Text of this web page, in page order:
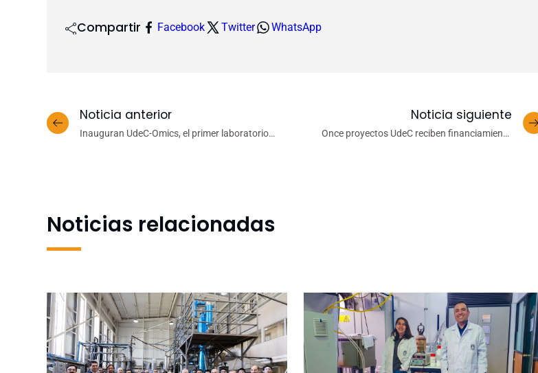
Compartir Facebook Twitter WhatsApp
Noticia anterior
Inauguran UdeC-Omics, el primer laboratorio
Noticia siguiente
Once proyectos UdeC reciben financiamiento
Noticias relacionadas